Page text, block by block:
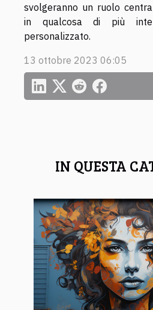
IN QUESTA
svolgeranno un ruolo
in qualcosa di più
personalizzato.
13 ottobre 2023 06:05